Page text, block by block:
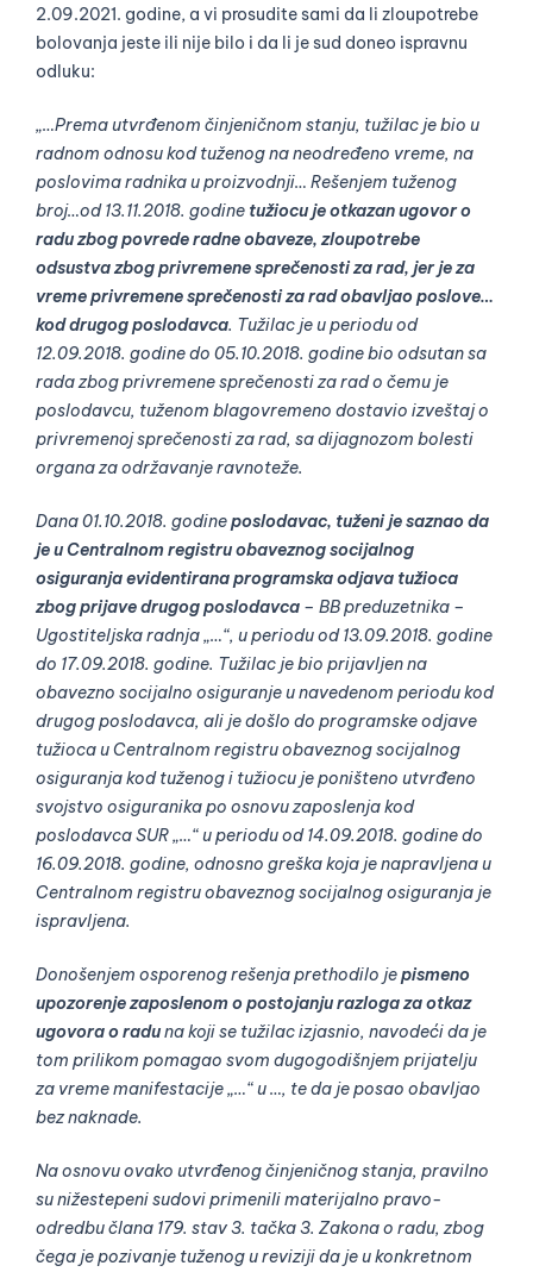
2.09.2021. godine, a vi prosudite sami da li zloupotrebe
bolovanja jeste ili nije bilo i da li je sud doneo ispravnu
odluku:
„…Prema utvrđenom činjeničnom stanju, tužilac je bio u
radnom odnosu kod tuženog na neodređeno vreme, na
poslovima radnika u proizvodnji… Rešenjem tuženog
broj…od 13.11.2018. godine tužiocu je otkazan ugovor o
radu zbog povrede radne obaveze, zloupotrebe
odsustva zbog privremene sprečenosti za rad, jer je za
vreme privremene sprečenosti za rad obavljao poslove…
kod drugog poslodavca. Tužilac je u periodu od
12.09.2018. godine do 05.10.2018. godine bio odsutan sa
rada zbog privremene sprečenosti za rad o čemu je
poslodavcu, tuženom blagovremeno dostavio izveštaj o
privremenoj sprečenosti za rad, sa dijagnozom bolesti
organa za održavanje ravnoteže.
Dana 01.10.2018. godineposlodavac, tuženi je saznao da
je u Centralnom registru obaveznog socijalnog
osiguranja evidentirana programska odjava tužioca
zbog prijave drugog poslodavca – BB preduzetnika –
Ugostiteljska radnja „…“, u periodu od 13.09.2018. godine
do 17.09.2018. godine. Tužilac je bio prijavljen na
obavezno socijalno osiguranje u navedenom periodu kod
drugog poslodavca, ali je došlo do programske odjave
tužioca u Centralnom registru obaveznog socijalnog
osiguranja kod tuženog i tužiocu je poništeno utvrđeno
svojstvo osiguranika po osnovu zaposlenja kod
poslodavca SUR „…“ u periodu od 14.09.2018. godine do
16.09.2018. godine, odnosno greška koja je napravljena u
Centralnom registru obaveznog socijalnog osiguranja je
ispravljena.
Donošenjem osporenog rešenja prethodilo jepismeno
upozorenje zaposlenom o postojanju razloga za otkaz
ugovora o raduna koji se tužilac izjasnio, navodeći da je
tom prilikom pomagao svom dugogodišnjem prijatelju
za vreme manifestacije „…“ u …, te da je posao obavljao
bez naknade.
Na osnovu ovako utvrđenog činjeničnog stanja, pravilno
su nižestepeni sudovi primenili materijalno pravo-
odredbu člana 179. stav 3. tačka 3. Zakona o radu, zbog
čega je pozivanje tuženog u reviziji da je u konkretnom